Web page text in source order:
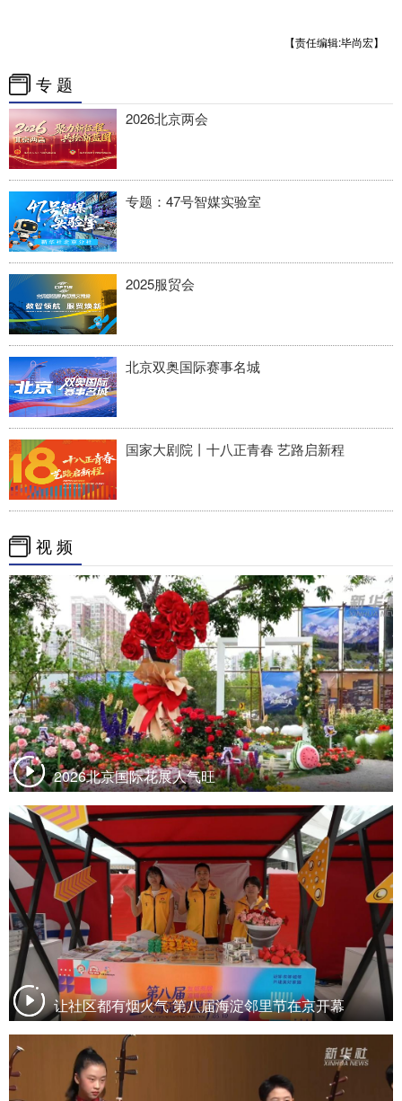
【责任编辑:毕尚宏】
专 题
2026北京两会
专题：47号智媒实验室
2025服贸会
北京双奥国际赛事名城
国家大剧院丨十八正青春 艺路启新程
视 频
2026北京国际花展人气旺
让社区都有烟火气 第八届海淀邻里节在京开幕